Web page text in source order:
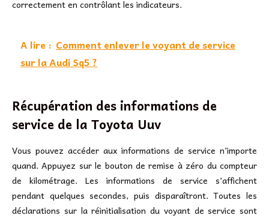
correctement en contrôlant les indicateurs.
A lire : Comment enlever le voyant de service
sur la Audi Sq5 ?
Récupération des informations de
service de la Toyota Uuv
Vous pouvez accéder aux informations de service n’importe
quand. Appuyez sur le bouton de remise à zéro du compteur
de kilométrage. Les informations de service s’affichent
pendant quelques secondes, puis disparaîtront. Toutes les
déclarations sur la réinitialisation du voyant de service sont